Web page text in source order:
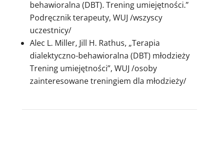
behawioralna (DBT). Trening umiejętności.”
Podręcznik terapeuty, WUJ /wszyscy
uczestnicy/
Alec L. Miller, Jill H. Rathus, „Terapia
dialektyczno-behawioralna (DBT) młodzieży
Trening umiejętności”, WUJ /osoby
zainteresowane treningiem dla młodzieży/